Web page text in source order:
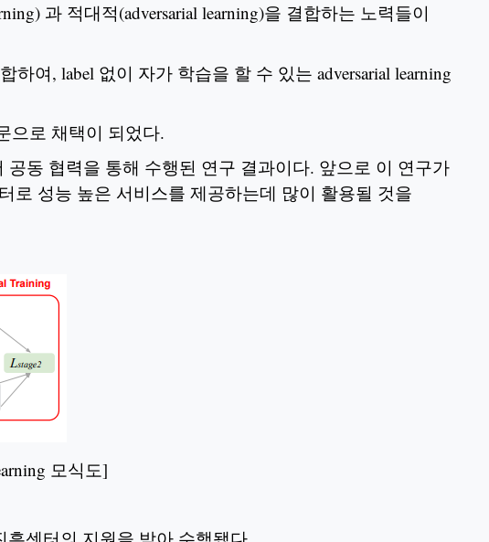
과 적대적(adversarial learning)을 결합하는 노력들이
여, label 없이 자가 학습을 할 수 있는 adversarial learning
으로 채택이 되었다.
동 협력을 통해 수행된 연구 결과이다. 앞으로 이 연구가
로 성능 높은 서비스를 제공하는데 많이 활용될 것을
모식도]